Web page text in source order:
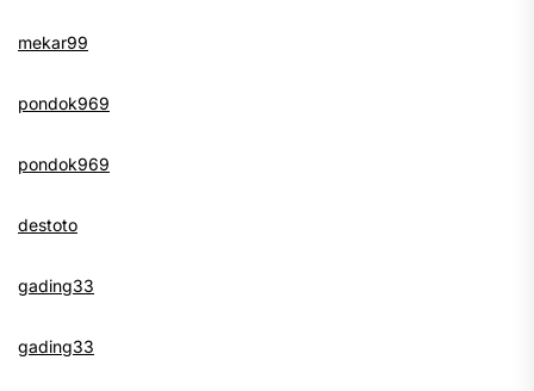
mekar99
pondok969
pondok969
destoto
gading33
gading33